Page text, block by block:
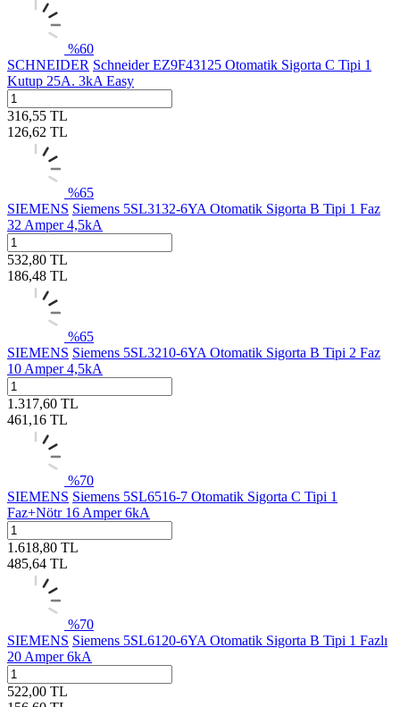
%60
SCHNEIDER Schneider EZ9F43125 Otomatik Sigorta C Tipi 1
Kutup 25A. 3kA Easy
316,55 TL
126,62 TL
%65
SIEMENS Siemens 5SL3132-6YA Otomatik Sigorta B Tipi 1 Faz
32 Amper 4,5kA
532,80 TL
186,48 TL
%65
SIEMENS Siemens 5SL3210-6YA Otomatik Sigorta B Tipi 2 Faz
10 Amper 4,5kA
1.317,60 TL
461,16 TL
%70
SIEMENS Siemens 5SL6516-7 Otomatik Sigorta C Tipi 1
Faz+Nötr 16 Amper 6kA
1.618,80 TL
485,64 TL
%70
SIEMENS Siemens 5SL6120-6YA Otomatik Sigorta B Tipi 1 Fazlı
20 Amper 6kA
522,00 TL